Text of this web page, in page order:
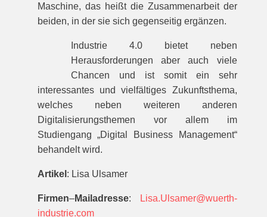
Maschine, das heißt die Zusammenarbeit der
beiden, in der sie sich gegenseitig ergänzen.
Industrie 4.0 bietet neben
Herausforderungen aber auch viele
Chancen und ist somit ein sehr
interessantes und vielfältiges Zukunftsthema,
welches neben weiteren anderen
Digitalisierungsthemen vor allem im
Studiengang „Digital Business Management“
behandelt wird.
Artikel : Lisa Ulsamer
Firmen–Mailadresse:
Lisa.Ulsamer@wuerth-
industrie.com